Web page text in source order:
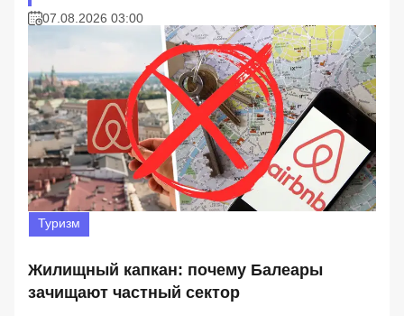
07.08.2026 03:00
Туризм
Жилищный капкан: почему Балеары
зачищают частный сектор